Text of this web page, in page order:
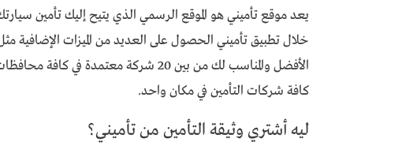
يعد موقع تأميني هو الموقع الرسمي الذي يتيح إليك تأمين
خلال تطبيق تأميني الحصول على العديد من الميزات الإضافية
الأفضل والمناسب لك من بين 20 شركة
كافة شركات التأمين في مكان واحد.
ليه أشتري وثيقة التأمين من تأميني؟